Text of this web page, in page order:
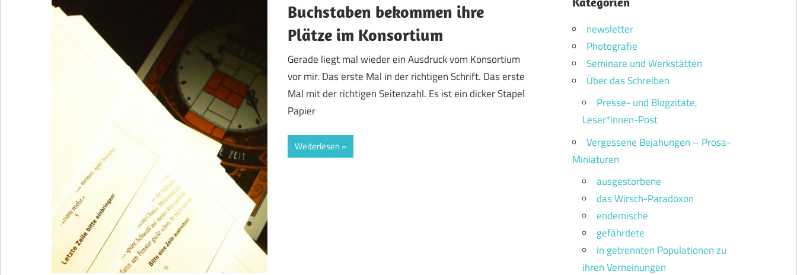
Buchstaben bekommen ihre
Plätze im Konsortium
Gerade liegt mal wieder ein Ausdruck vom Konsortium
vor mir. Das erste Mal in der richtigen Schrift. Das erste
Mal mit der richtigen Seitenzahl. Es ist ein dicker Stapel
Papier
Weiterlesen
newsletter
Photografie
Seminare und Werkstätten
Über das Schreiben
Presse- und Blogzitate,
Leser*innen-Post
Vergessene Bejahungen – Prosa-
Miniaturen
ausgestorbene
das Wirsch-Paradoxon
endemische
gefährdete
in getrennten Populationen zu
ihren Verneinungen